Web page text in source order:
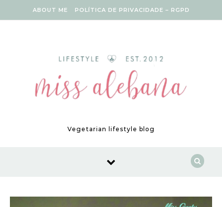
ABOUT ME POLÍTICA DE PRIVACIDADE – RGPD
Vegetarian lifestyle blog